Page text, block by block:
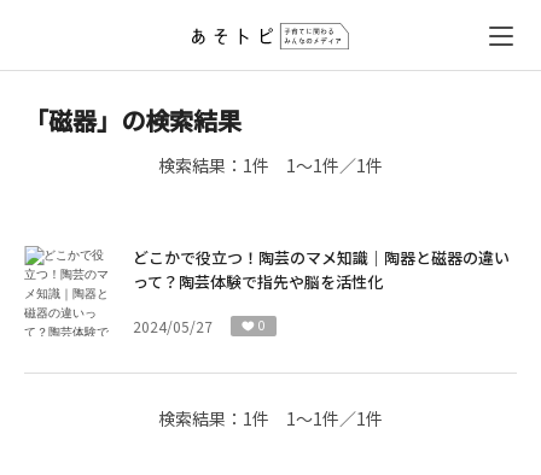
「磁器」の検索結果
検索結果： 1件 1～1件／1件
どこかで役立つ！陶芸のマメ知識｜陶器と磁器の違い
って？陶芸体験で指先や脳を活性化
2024/05/27 0
検索結果： 1件 1～1件／1件